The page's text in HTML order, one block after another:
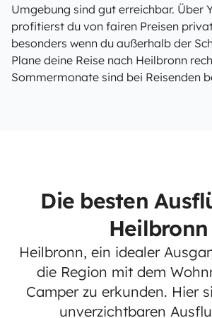
Umgebung sind gut erreichbar. Über
profitierst du von fairen Preisen
besonders wenn du außerhalb der
Plane deine Reise nach Heilbronn
Sommermonate sind bei Reisenden
Die besten
Heilbronn
Heilbronn, ein idealer
die Region mit dem
Camper zu erkunden. Hier
unverzichtbaren